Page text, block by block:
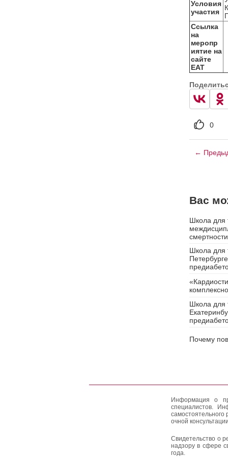
Условия
участия
Ссылка
на
меропр
иятие на
сайте
ЕАТ
0
←
Вас
Школа для
Школа для
Школа для
Почему
Информация о
специалистов.
очной
Свидетельство о
надзору в сфере
года.